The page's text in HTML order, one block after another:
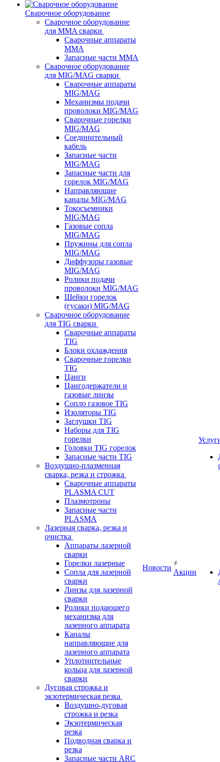
Сварочное оборудование
Сварочное оборудование
для MMA сварки
Сварочные аппараты
MMA
Запасные части MMA
Сварочное оборудование
для MIG/MAG сварки
Сварочные аппараты
MIG/MAG
Механизмы подачи
проволоки MIG/MAG
Сварочные горелки
MIG/MAG
Соединительный
кабель
Запасные части
MIG/MAG
Запасные части для
горелок MIG/MAG
Направляющие
каналы MIG/MAG
Токосъемники
MIG/MAG
Газовые сопла
MIG/MAG
Пружины для сопла
MIG/MAG
Диффузоры газовые
MIG/MAG
Ролики подачи
проволоки MIG/MAG
Шейки горелок
(гусаки) MIG/MAG
Сварочное оборудование
для TIG сварки
Сварочные аппараты
TIG
Блоки охлаждения
Сварочные горелки
TIG
Цанги
Цангодержатели и
газовые линзы
Сопло газовое TIG
Изоляторы TIG
Заглушки TIG
Наборы для TIG
горелки
Головки TIG горелок
Запасные части TIG
Воздушно-плазменная
сварка, резка и строжка
Сварочные аппараты
PLASMA CUT
Плазмотроны
Запасные части
PLASMA
Лазерная сварка, резка и
очистка
Аппараты лазерной
сварки
Горелки лазерные
Сопла для лазерной
сварки
Линзы для лазерной
сварки
Ролики подающего
механизма для
лазерного аппарата
Каналы
направляющие для
лазерного аппарата
Уплотнительные
кольца для лазерной
сварки
Дуговая строжка и
экзотермическая резка
Воздушно-дуговая
строжка и резка
Экзотермическая
резка
Подводная сварка и
резка
Запасные части ARC
Новости
Акции